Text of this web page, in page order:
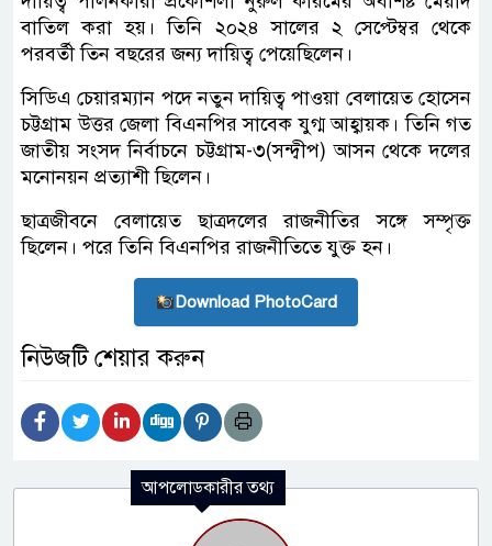
বাতিল করা হয়। তিনি ২০২৪ সালের ২ সেপ্টেম্বর থেকে
পরবর্তী তিন বছরের জন্য দায়িত্ব পেয়েছিলেন।
সিডিএ চেয়ারম্যান পদে নতুন দায়িত্ব পাওয়া বেলায়েত হোসেন
চট্টগ্রাম উত্তর জেলা বিএনপির সাবেক যুগ্ম আহ্বায়ক। তিনি গত
জাতীয় সংসদ নির্বাচনে চট্টগ্রাম-৩(সন্দ্বীপ) আসন থেকে দলের
মনোনয়ন প্রত্যাশী ছিলেন।
ছাত্রজীবনে বেলায়েত ছাত্রদলের রাজনীতির সঙ্গে সম্পৃক্ত
ছিলেন। পরে তিনি বিএনপির রাজনীতিতে যুক্ত হন।
Download PhotoCard
নিউজটি শেয়ার করুন
আপলোডকারীর তথ্য